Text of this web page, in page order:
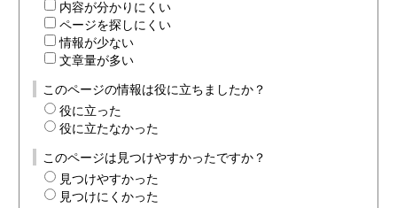
内容が分かりにくい
ページを探しにくい
情報が少ない
文章量が多い
このページの情報は役に立ちましたか？
役に立った
役に立たなかった
このページは見つけやすかったですか？
見つけやすかった
見つけにくかった